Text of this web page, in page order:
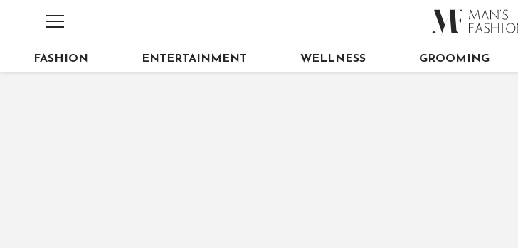
FASHION ENTERTAINMENT WELLNESS GROOMING